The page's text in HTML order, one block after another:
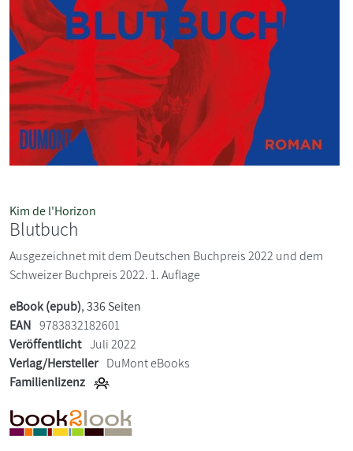
Kim de l'Horizon
Blutbuch
Ausgezeichnet mit dem Deutschen Buchpreis 2022 und dem
Schweizer Buchpreis 2022. 1. Auflage
eBook (epub), 336 Seiten
EAN 9783832182601
Veröffentlicht Juli 2022
Verlag/Hersteller DuMont eBooks
Familienlizenz